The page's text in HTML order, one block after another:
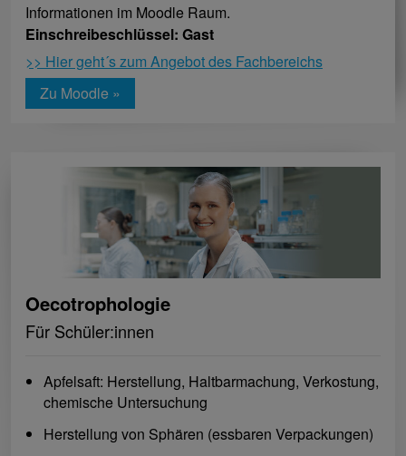
Informationen im Moodle Raum.
Einschreibeschlüssel: Gast
>> Hier geht´s zum Angebot des Fachbereichs
Zu Moodle »
Oecotrophologie
Für Schüler:innen
Apfelsaft: Herstellung, Haltbarmachung, Verkostung,
chemische Untersuchung
Herstellung von Sphären (essbaren Verpackungen)